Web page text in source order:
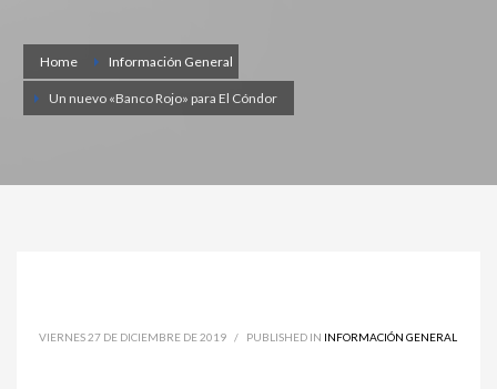
Home Información General
Un nuevo «Banco Rojo» para El Cóndor
VIERNES 27 DE DICIEMBRE DE 2019 / PUBLISHED IN INFORMACIÓN GENERAL